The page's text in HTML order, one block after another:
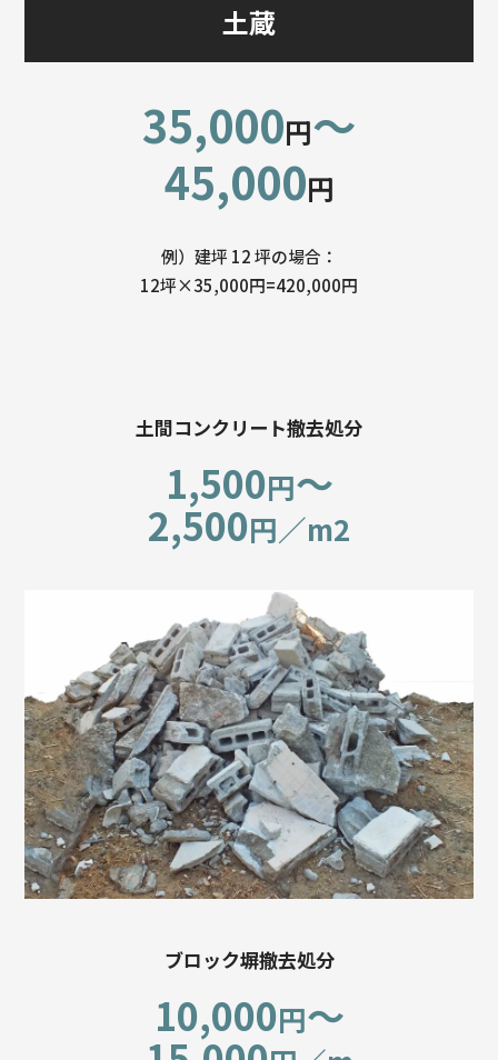
土蔵
35,000円〜
45,000円
例）建坪 12 坪の場合：
12坪×35,000円=420,000円
土間コンクリート撤去処分
1,500円〜
2,500円／m2
ブロック塀撤去処分
10,000円〜